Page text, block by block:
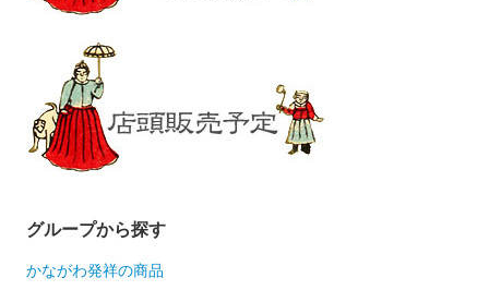
グループから探す
かながわ発祥の商品